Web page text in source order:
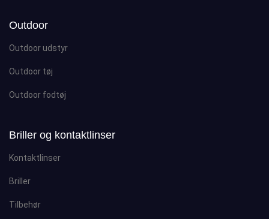
Outdoor
Outdoor udstyr
Outdoor tøj
Outdoor fodtøj
Briller og kontaktlinser
Kontaktlinser
Briller
Tilbehør